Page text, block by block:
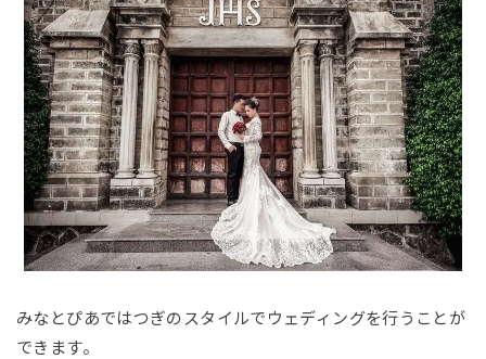
みなとぴあではつぎのスタイルでウェディングを行うことが
できます。